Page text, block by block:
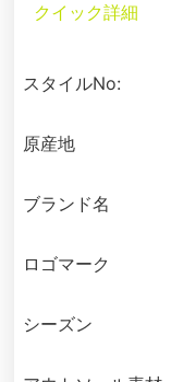
クイック詳細
スタイルNo:
原産地
ブランド名
ロゴマーク
シーズン